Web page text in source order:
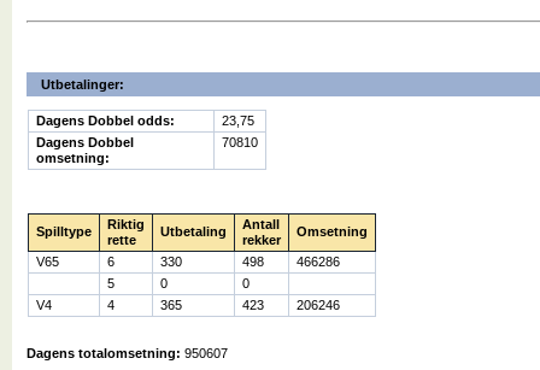
Utbetalinger:
Dagens Dobbel odds:
23,75
Dagens Dobbel
omsetning:
70810
Spilltype
Riktig
rette
Utbetaling
Antall
rekker
Omsetning
V65 6 330 498
466286
5
0
0
V4
4 365 423 206246
Dagens totalomsetning:950607